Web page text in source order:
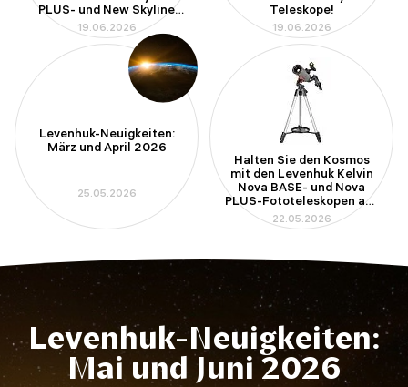
PLUS- und New Skyline
PRO-Teleskope
19.06.2026
Teleskope!
19.06.2026
Levenhuk-Neuigkeiten:
März und April 2026
25.05.2026
Halten Sie den Kosmos
mit den Levenhuk Kelvin
Nova BASE- und Nova
PLUS-Fototeleskopen auf
Ihrem Smartphone fest
22.05.2026
Levenhuk-Neuigkeiten:
Mai und Juni 2026